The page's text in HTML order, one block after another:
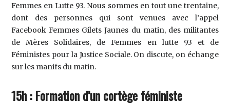
Femmes en Lutte 93. Nous sommes en tout une trentaine,
dont des personnes qui sont venues avec l’appel
Facebook Femmes Gilets Jaunes du matin, des militantes
de Mères Solidaires, de Femmes en lutte 93 et de
Féministes pour la Justice Sociale. On discute, on échange
sur les manifs du matin.
15h : Formation d’un cortège féministe